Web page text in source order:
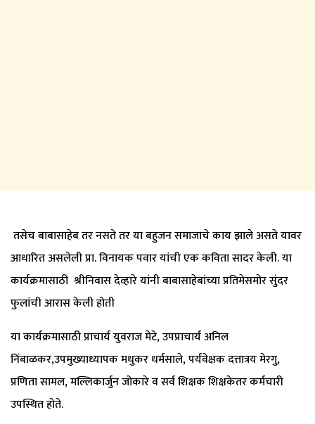
तसेच बाबासाहेब तर नसते तर या बहुजन समाजाचे काय झाले असते यावर
आधारित असलेली प्रा. विनायक पवार यांची एक कविता सादर केली. या
कार्यक्रमासाठी श्रीनिवास देव्हारे यांनी बाबासाहेबांच्या प्रतिमेसमोर सुंदर
फुलांची आरास केली होती
या कार्यक्रमासाठी प्राचार्य युवराज मेटे, उपप्राचार्य अनिल
निंबाळकर,उपमुख्याध्यापक मधुकर धर्मसाले, पर्यवेक्षक दत्तात्रय मेरगु,
प्रणिता सामल, मल्लिकार्जुन जोकारे व सर्व शिक्षक शिक्षकेतर कर्मचारी
उपस्थित होते.